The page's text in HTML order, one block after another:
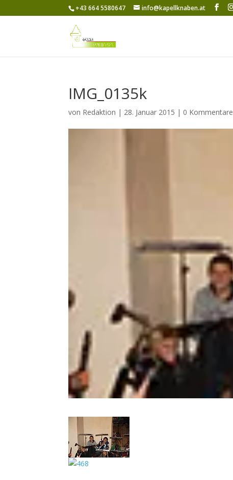
+43 664 5580647 info@kapellknaben.at
IMG_0135k
von Redaktion | 28. Januar 2015 | 0 Kommentare